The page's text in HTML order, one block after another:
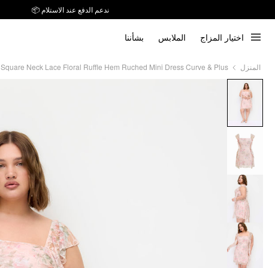
ندعم الدفع عند الاستلام 📦
اختيار المزاج الملابس بشأننا
المنزل Square Neck Lace Floral Ruffle Hem Ruched Mini Dress Curve & Plus